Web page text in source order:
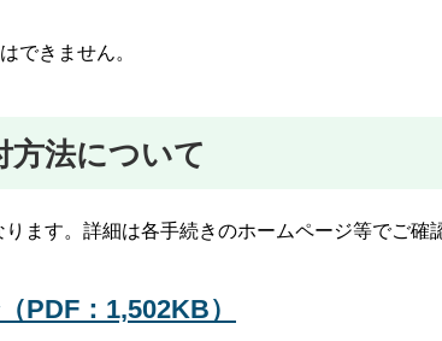
できません。
方法について
ます。詳細は各手続きのホームページ等でご確
PDF：1,502KB）